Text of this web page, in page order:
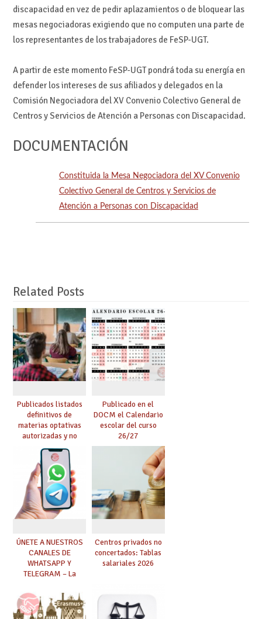
discapacidad en vez de pedir aplazamientos o de bloquear las
mesas negociadoras exigiendo que no computen una parte de
los representantes de los trabajadores de FeSP-UGT.
A partir de este momento FeSP-UGT pondrá toda su energía en
defender los intereses de sus afiliados y delegados en la
Comisión Negociadora del XV Convenio Colectivo General de
Centros y Servicios de Atención a Personas con Discapacidad.
DOCUMENTACIÓN
Constituida la Mesa Negociadora del XV Convenio
Colectivo General de Centros y Servicios de
Atención a Personas con Discapacidad
Related Posts
Publicados listados
definitivos de
materias optativas
autorizadas y no
autorizadas en ESO y
Bachillerato,
definidas por los
centros
Publicado en el
DOCM el Calendario
escolar del curso
26/27
ÚNETE A NUESTROS
CANALES DE
WHATSAPP Y
TELEGRAM – La
instante
Centros privados no
concertados: Tablas
salariales 2026